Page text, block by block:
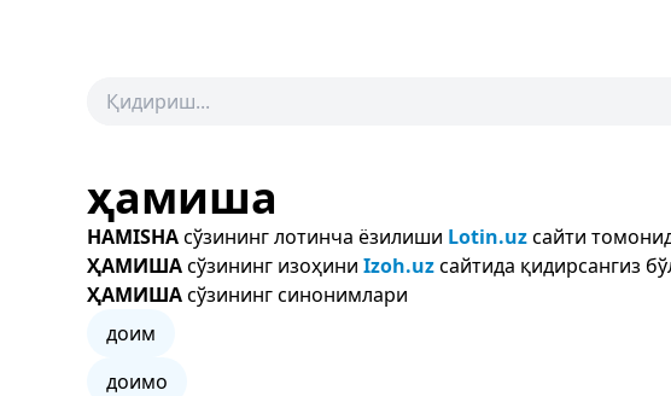
ҳамиша
HAMISHAсўзининг лотинча ёзилиши Lotin.uzсайти
ҲАМИШАсўзининг изоҳини Izoh.uzсайтида қидирсангиз
ҲАМИШАсўзининг синонимлари
доим
доимо